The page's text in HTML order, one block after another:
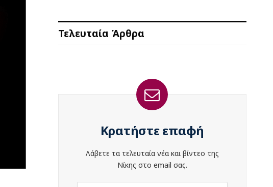
Τελευταία Άρθρα
Κρατήστε επαφή
Λάβετε τα τελευταία νέα και βίντεο της
Νίκης στο email σας.